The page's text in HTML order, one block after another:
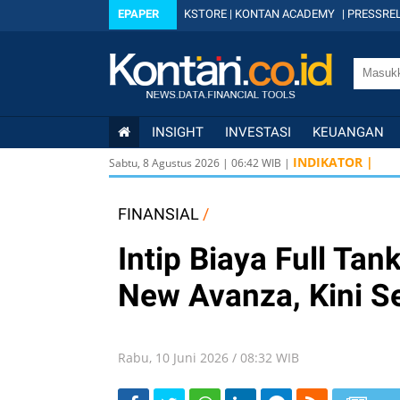
EPAPER KSTORE | KONTAN ACADEMY |
INSIGHT INVESTASI KEUANGAN
Sabtu, 8 Agustus 2026 | 06:42WIB | INDIKATOR |
FINANSIAL /
Intip Biaya Full
New Avanza, Kini
Rabu, 10 Juni 2026 / 08:32 WIB